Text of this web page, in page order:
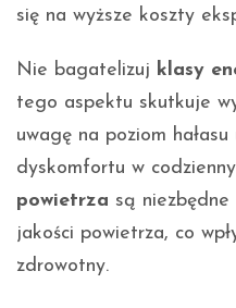
się na wyższe koszty
Nie bagatelizuj klasy
tego aspektu skutkuje
uwagę na poziom
dyskomfortu w
powietrza są
jakości powietrza, co
zdrowotny.